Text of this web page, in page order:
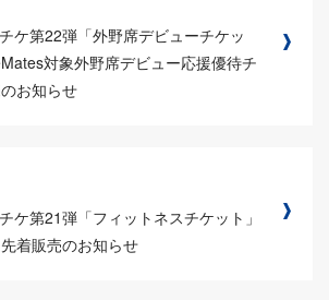
ケ第22弾「外野席デビューチケッ
対象外野席デビュー応援優待チ
お知らせ
ケ第21弾「フィットネスチケット」
着販売のお知らせ